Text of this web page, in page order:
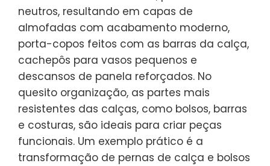
neutros, resultando em capas de
almofadas com acabamento moderno,
porta-copos feitos com as barras da calça,
cachepôs para vasos pequenos e
descansos de panela reforçados. No
quesito organização, as partes mais
resistentes das calças, como bolsos, barras
e costuras, são ideais para criar peças
funcionais. Um exemplo prático é a
transformação de pernas de calça e bolsos